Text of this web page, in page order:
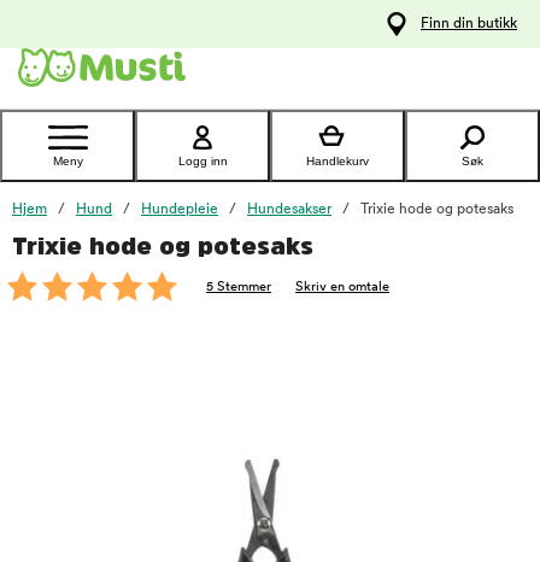
Kontakt
kundeservice
Finn din butikk
Meny Logg inn Handlekurv Søk
Hjem Hund Hundepleie Hundesakser Trixie hode og potesaks
Trixie hode og potesaks
5 Stemmer Skriv en omtale
foo